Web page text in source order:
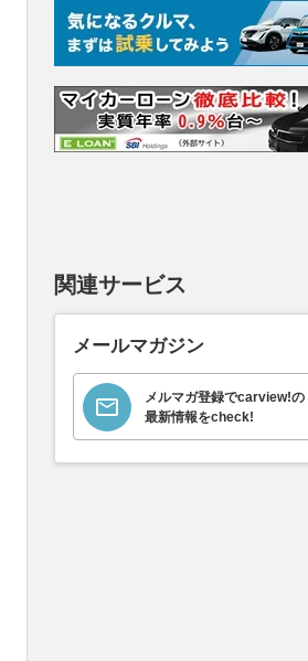
関連サービス
メールマガジン
メルマガ登録でcarview!の
最新情報をcheck!